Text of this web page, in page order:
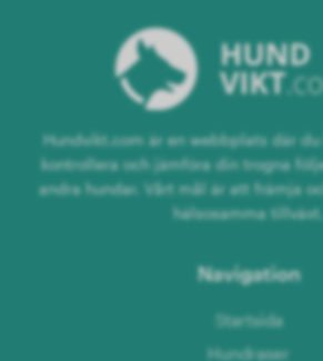
Hundvikt.com är en webbplats där du
kontrollera och jämföra din trogna
andra hundar. Vårt mål är att främja
hälsosamma tillväxt.
Navigation
Startsida
Hundraser